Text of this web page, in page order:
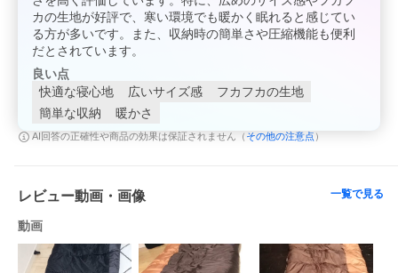
カの生地が好評で、寒い環境でも暖かく眠れると感じてい
る方が多いです。また、収納時の簡単さや圧縮機能も便利
だとされています。
良い点
快適な寝心地
広いサイズ感
フカフカの生地
簡単な収納
暖かさ
AI回答の正確性や商品の効果は保証されません（ その他の注意点 ）
レビュー動画・画像 一覧で見る
動画